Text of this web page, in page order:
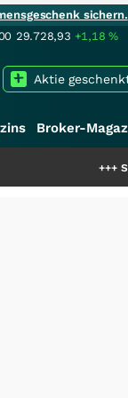
sichern.
29.728,93 +1,18%
Aktie
Broker-